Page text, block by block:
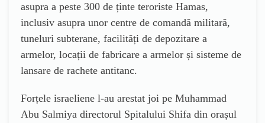
asupra a peste 300 de ținte teroriste Hamas,
inclusiv asupra unor centre de comandă militară,
tuneluri subterane, facilități de depozitare a
armelor, locații de fabricare a armelor și sisteme de
lansare de rachete antitanc.
Forțele israeliene l-au arestat joi pe Muhammad
Abu Salmiya directorul Spitalului Shifa din orașul